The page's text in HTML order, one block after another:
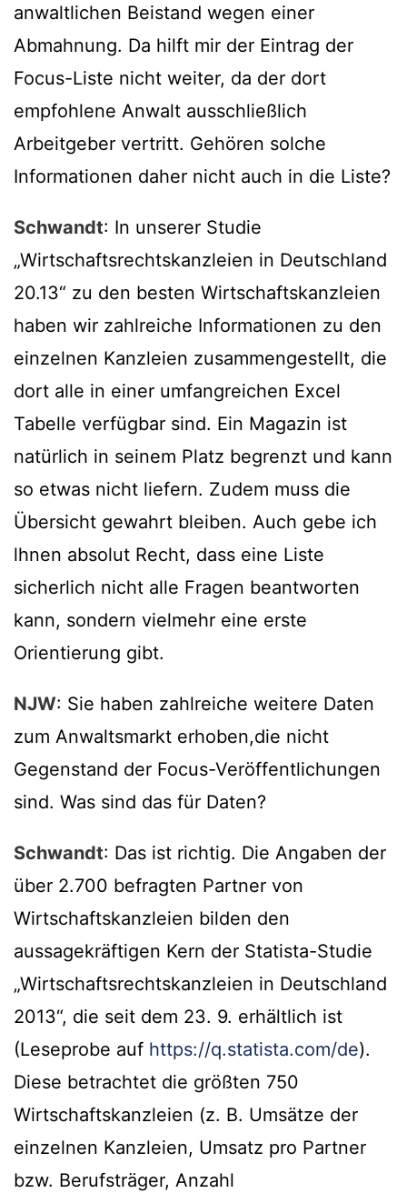
anwaltlichen Beistand wegen einer
Abmahnung. Da hilft mir der Eintrag der
Focus-Liste nicht weiter, da der dort
empfohlene Anwalt ausschließlich
Arbeitgeber vertritt. Gehören solche
Informationen daher nicht auch in die Liste?
Schwandt: In unserer Studie
„Wirtschaftsrechtskanzleien in Deutschland
20.13“ zu den besten Wirtschaftskanzleien
haben wir zahlreiche Informationen zu den
einzelnen Kanzleien zusammengestellt, die
dort alle in einer umfangreichen Excel
Tabelle verfügbar sind. Ein Magazin ist
natürlich in seinem Platz begrenzt und kann
so etwas nicht liefern. Zudem muss die
Übersicht gewahrt bleiben. Auch gebe ich
lhnen absolut Recht, dass eine Liste
sicherlich nicht alle Fragen beantworten
kann, sondern vielmehr eine erste
Orientierung gibt.
NJW: Sie haben zahlreiche weitere Daten
zum Anwaltsmarkt erhoben,die nicht
Gegenstand der Focus-Veröffentlichungen
sind. Was sind das für Daten?
Schwandt: Das ist richtig. Die Angaben der
über 2.700 befragten Partner von
Wirtschaftskanzleien bilden den
aussagekräftigen Kern der Statista-Studie
„Wirtschaftsrechtskanzleien in Deutschland
2013“, die seit dem 23. 9. erhältlich ist
(Leseprobe auf https://q.statista.com/de).
Diese betrachtet die größten 750
Wirtschaftskanzleien (z. B. Umsätze der
einzelnen Kanzleien, Umsatz pro Partner
bzw. Berufsträger, Anzahl